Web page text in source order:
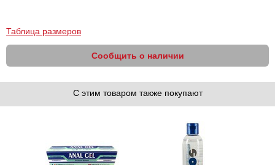
Таблица размеров
Сообщить о наличии
С этим товаром также покупают